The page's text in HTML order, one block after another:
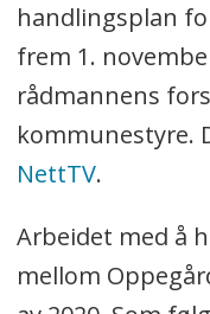
handlingsplan
frem 1.
rådmannens
kommunestyre.
NettTV.
Arbeidet med å
mellom